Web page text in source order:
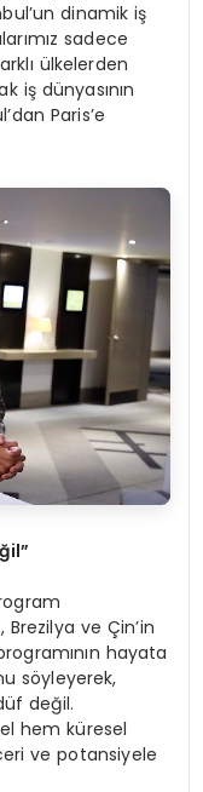
dinamik iş
sadece
ülkelerden
iş dünyasının
Paris’e
ğil”
ve Çin’in
hayata
söyleyerek,
değil.
hem küresel
ve potansiyele